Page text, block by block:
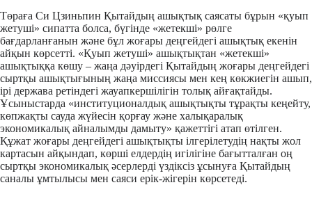
Төраға Си Цзиньпин Қытайдың ашықтық саясаты бұрын «қуып
жетуші» сипатта болса, бүгінде «жетекші» рөлге
бағдарланғанын және бұл жоғары деңгейдегі ашықтық екенін
айқын көрсетті. «Қуып жетуші» ашықтықтан «жетекші»
ашықтыққа көшу – жаңа дәуірдегі Қытайдың жоғары деңгейдегі
сыртқы ашықтығының жаңа миссиясы мен кең көкжиегін ашып,
ірі держава ретіндегі жауапкершілігін толық айғақтайды.
Ұсыныстарда «институционалдық ашықтықты тұрақты кеңейту,
көпжақты сауда жүйесін қорғау және халықаралық
экономикалық айналымды дамыту» қажеттігі атап өтілген.
Құжат жоғары деңгейдегі ашықтықты ілгерілетудің нақты жол
картасын айқындап, көрші елдердің игілігіне бағытталған оң
сыртқы экономикалық әсерлерді үздіксіз ұсынуға Қытайдың
саналы ұмтылысы мен саяси ерік-жігерін көрсетеді.